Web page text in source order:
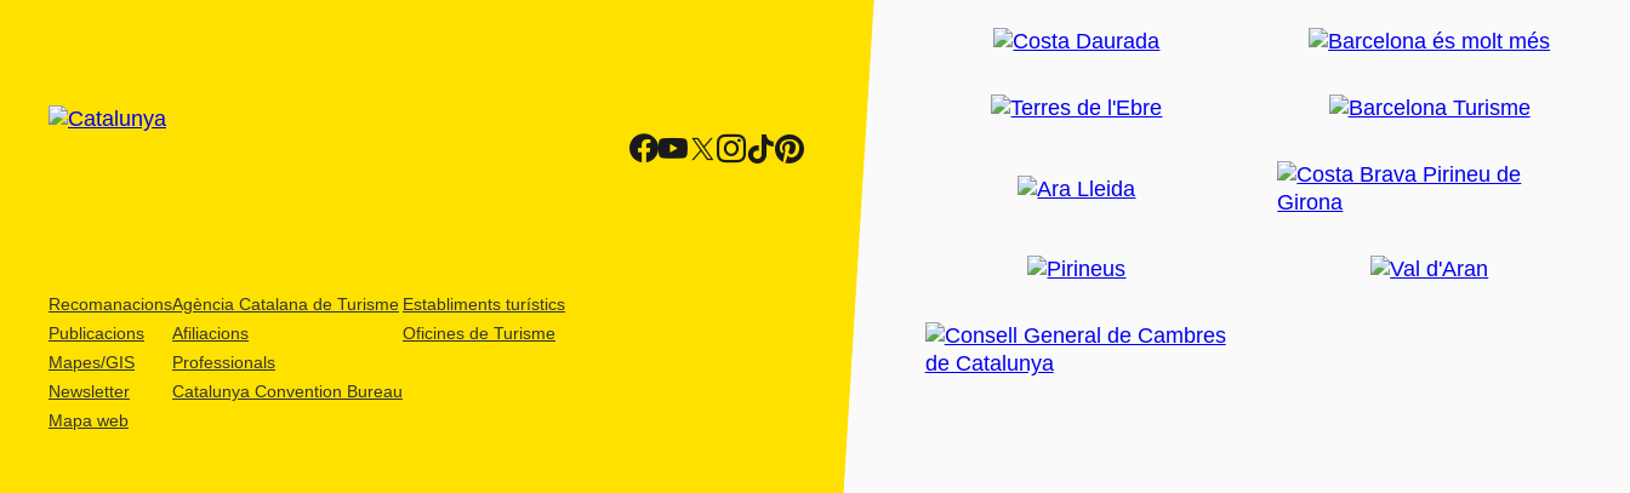
Recomanacions
Publicacions
Mapes/GIS
Newsletter
Mapa web
Agència Catalana de Turisme
Afiliacions
Professionals
Catalunya Convention Bureau
Establiments turístics
Oficines de Turisme